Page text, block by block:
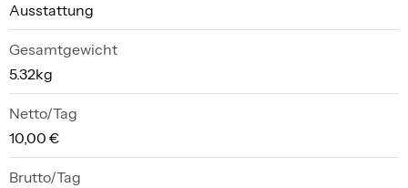
Ausstattung
Gesamtgewicht
5.32kg
Netto/Tag
10,00 €
Brutto/Tag